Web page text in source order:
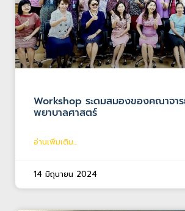
Workshop ระดมสมองของคณาจา
พยาบาลศาสตร์
อ่านเพิ่มเติม...
14 มิถุนายน 2024